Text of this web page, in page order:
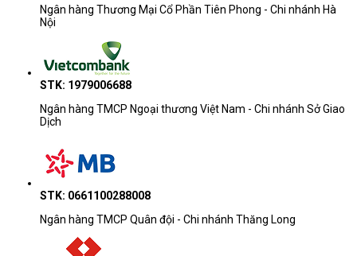
Ngân hàng Thương Mại Cổ Phần Tiên Phong - Chi nhánh Hà
Nội
STK: 1979006688
Ngân hàng TMCP Ngoại thương Việt Nam - Chi nhánh Sở Giao
Dịch
STK: 0661100288008
Ngân hàng TMCP Quân đội - Chi nhánh Thăng Long